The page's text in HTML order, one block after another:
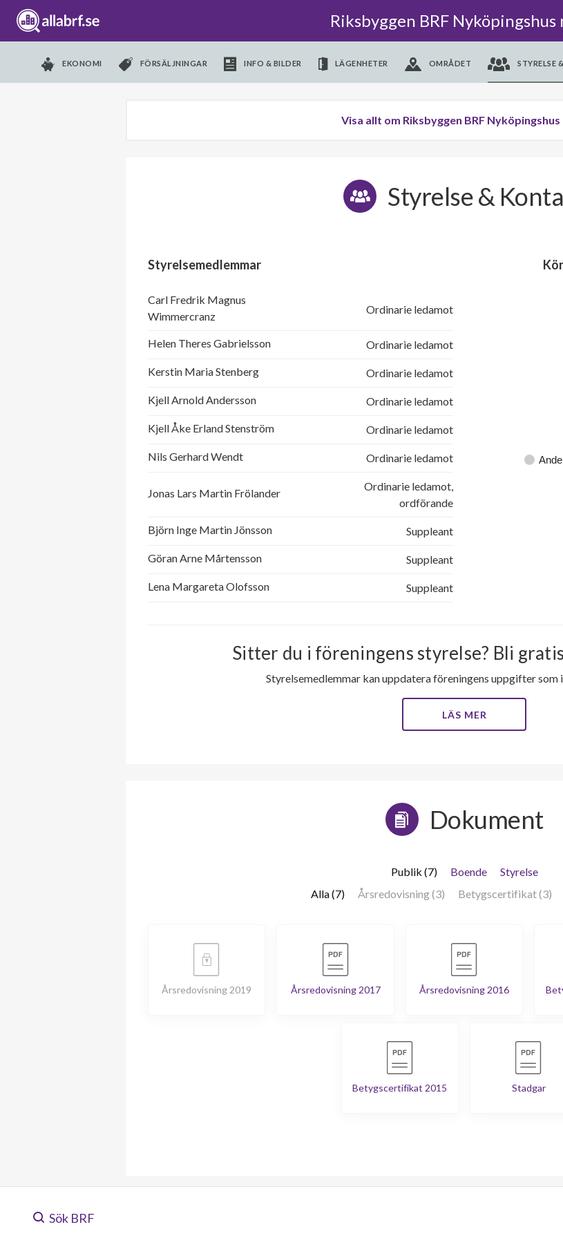
Riksbyggen BRF Nyköpingshus
EKONOMI FÖRSÄLJNINGAR INFO & BILDER LÄGENHETER OMRÅDET STYRELSE
Visa allt om Riksbyggen BRF Nyköpingshus
Styrelse &
Styrelsemedlemmar
Carl Fredrik Magnus
Wimmercranz
Ordinarie ledamot
Helen Theres Gabrielsson Ordinarie ledamot
Kerstin Maria Stenberg Ordinarie ledamot
Kjell Arnold Andersson Ordinarie ledamot
Kjell Åke Erland Stenström Ordinarie ledamot
Nils Gerhard Wendt Ordinarie ledamot
Jonas Lars Martin Frölander
Ordinarie ledamot,
ordförande
Björn Inge Martin Jönsson Suppleant
Göran Arne Mårtensson Suppleant
Lena Margareta Olofsson Suppleant
Sitter du i föreningens styrelse? Bli
Styrelsemedlemmar kan uppdatera föreningens uppgifter som
LÄS MER
Dokument
Publik (7) Boende
Styrelse
Alla (7)
Årsredovisning (3) Betygscertifikat (3)
Årsredovisning 2019 Årsredovisning 2017 Årsredovisning 2016
Betygscertifikat 2015 Stadgar
Sök BRF